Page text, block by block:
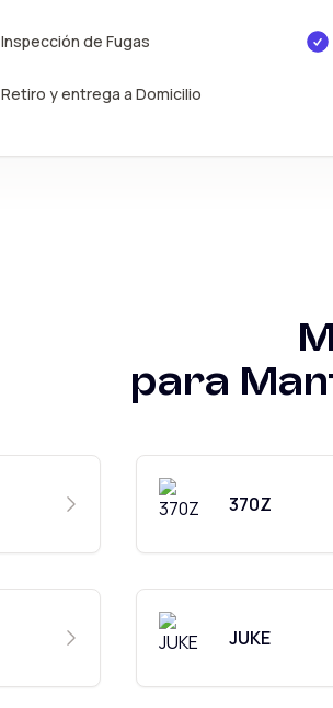
Inspección de Fugas
Retiro y entrega a Domicilio
para
370Z
JUKE